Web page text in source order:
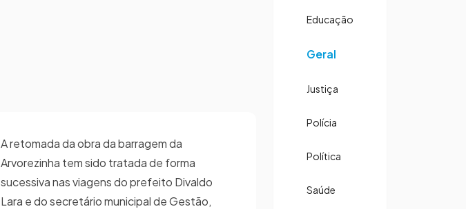
A retomada da obra da barragem da
Arvorezinha tem sido tratada de forma
sucessiva nas viagens do prefeito Divaldo
Lara e do secretário municipal de Gestão,
Educação
Geral
Justiça
Polícia
Política
Saúde